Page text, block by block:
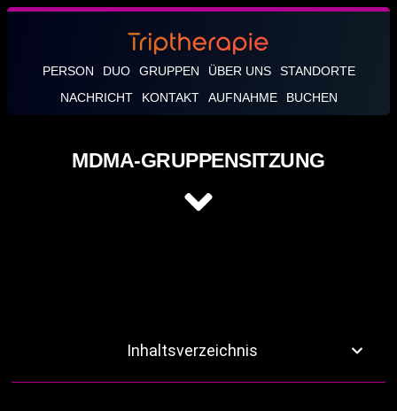
PERSON DUO GRUPPEN ÜBER UNS
STANDORTE
NACHRICHT
KONTAKT AUFNAHME BUCHEN
MDMA-GRUPPENSITZUNG
Inhaltsverzeichnis